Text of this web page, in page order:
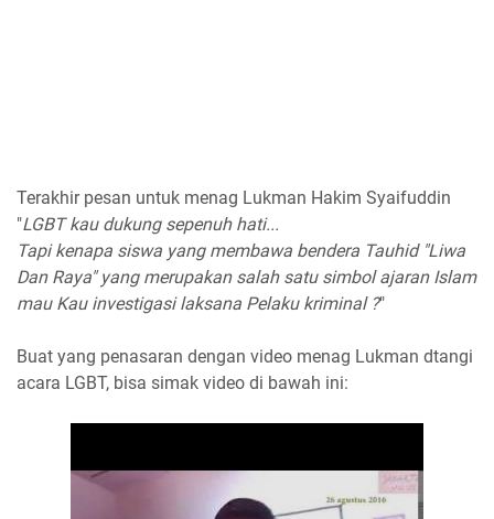
Terakhir pesan untuk menag Lukman Hakim Syaifuddin
"LGBT kau dukung sepenuh hati...
Tapi kenapa siswa yang membawa bendera Tauhid "Liwa
Dan Raya" yang merupakan salah satu simbol ajaran Islam
mau Kau investigasi laksana Pelaku kriminal ?"
Buat yang penasaran dengan video menag Lukman dtangi
acara LGBT, bisa simak video di bawah ini: